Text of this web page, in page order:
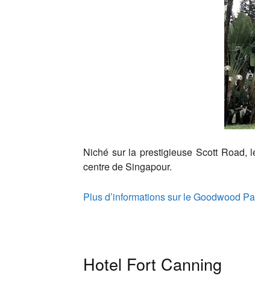
Niché sur la prestigieuse Scott Road,
centre de Singapour.
Plus d’informations sur le Goodwood
Hotel Fort Canning